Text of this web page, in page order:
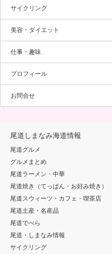
サイクリング
美容・ダイエット
仕事・趣味
プロフィール
お問合せ
尾道しまなみ海道情報
尾道グルメ
グルメまとめ
尾道ラーメン・中華
尾道焼き（てっぱん・お好み焼き）
尾道スウィーツ・カフェ・喫茶店
尾道土産・名産品
尾道でべら
尾道・しまなみ情報
サイクリング